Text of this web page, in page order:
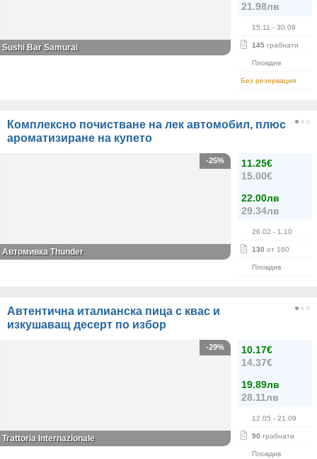
21.98лв
15.11 - 30.09
145 грабнати
Пловдив
Без резервация
Sushi Bar Samurai
Комплексно почистване на лек автомобил, плюс
ароматизиране на купето
11.25€
15.00€
22.00лв
29.34лв
26.02 - 1.10
130 от 160
Пловдив
-25%
Автомивка Thunder
Автентична италианска пица с квас и
изкушаващ десерт по избор
10.17€
14.37€
19.89лв
28.11лв
12.05 - 21.09
90 грабнати
Пловдив
-29%
Trattoria Internazionale